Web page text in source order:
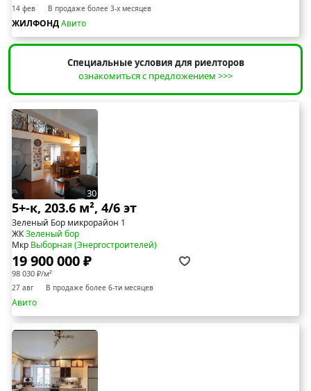
14 фев В продаже более 3-х месяцев
ЖИЛФОНДАвито
Специальные условия для риелторов
ознакомиться с предложением >>>
30
5+-к, 203.6 м², 4/6 эт
Зеленый Бор микрорайон 1
ЖКЗеленый бор
Мкр Выборная (Энергостроителей)
19 900 000 ₽
98 030 ₽/м²
27 авг В продаже более 6-ти месяцев
Авито